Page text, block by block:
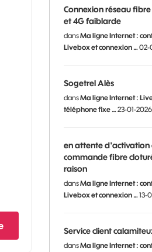
Connexion réseau
et 4G faiblarde
dansMa ligne Internet :
Livebox et connexion …02-
Sogetrel Alès
dansMa ligne Internet :
téléphone fixe …23-01-2026
en attente d'activation
commande fibre
raison
dansMa ligne Internet :
Livebox et connexion …13-
Service client
dansMa ligne Internet :